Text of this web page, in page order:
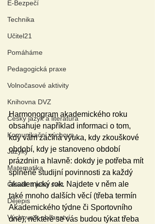
E-Bezpečí
Technika
Učitel21
Pomáháme
Pedagogická praxe
Volnočasové aktivity
Knihovna DVZ
Český jazyk a literatura
Komunikační výchova
Jazyky
Matematika
Člověk a jeho svět
Dějepis
Výchova k občanství
Harmonogram akademického roku
obsahuje například informaci o tom,
kdy vám začíná výuka, kdy zkouškové
období, kdy je stanoveno období
prázdnin a hlavně: dokdy je potřeba mít
splněné studijní povinnosti za každý
akademický rok. Najdete v něm ale
také mnoho dalších věcí (třeba termín
Akademického týdne či Sportovního
dne), některé se vás budou týkat třeba